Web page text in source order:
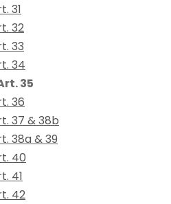
31
32
33
34
35
36
37 & 38b
38a & 39
40
41
42